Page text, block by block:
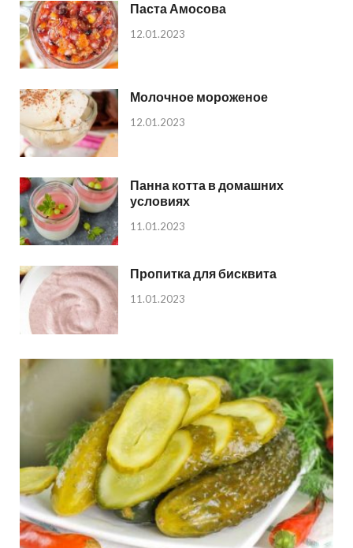
Паста Амосова
12.01.2023
Молочное мороженое
12.01.2023
Панна котта в домашних
условиях
11.01.2023
Пропитка для бисквита
11.01.2023